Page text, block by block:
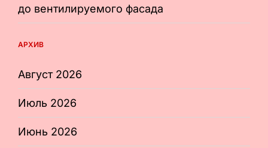
до вентилируемого фасада
АРХИВ
Август 2026
Июль 2026
Июнь 2026